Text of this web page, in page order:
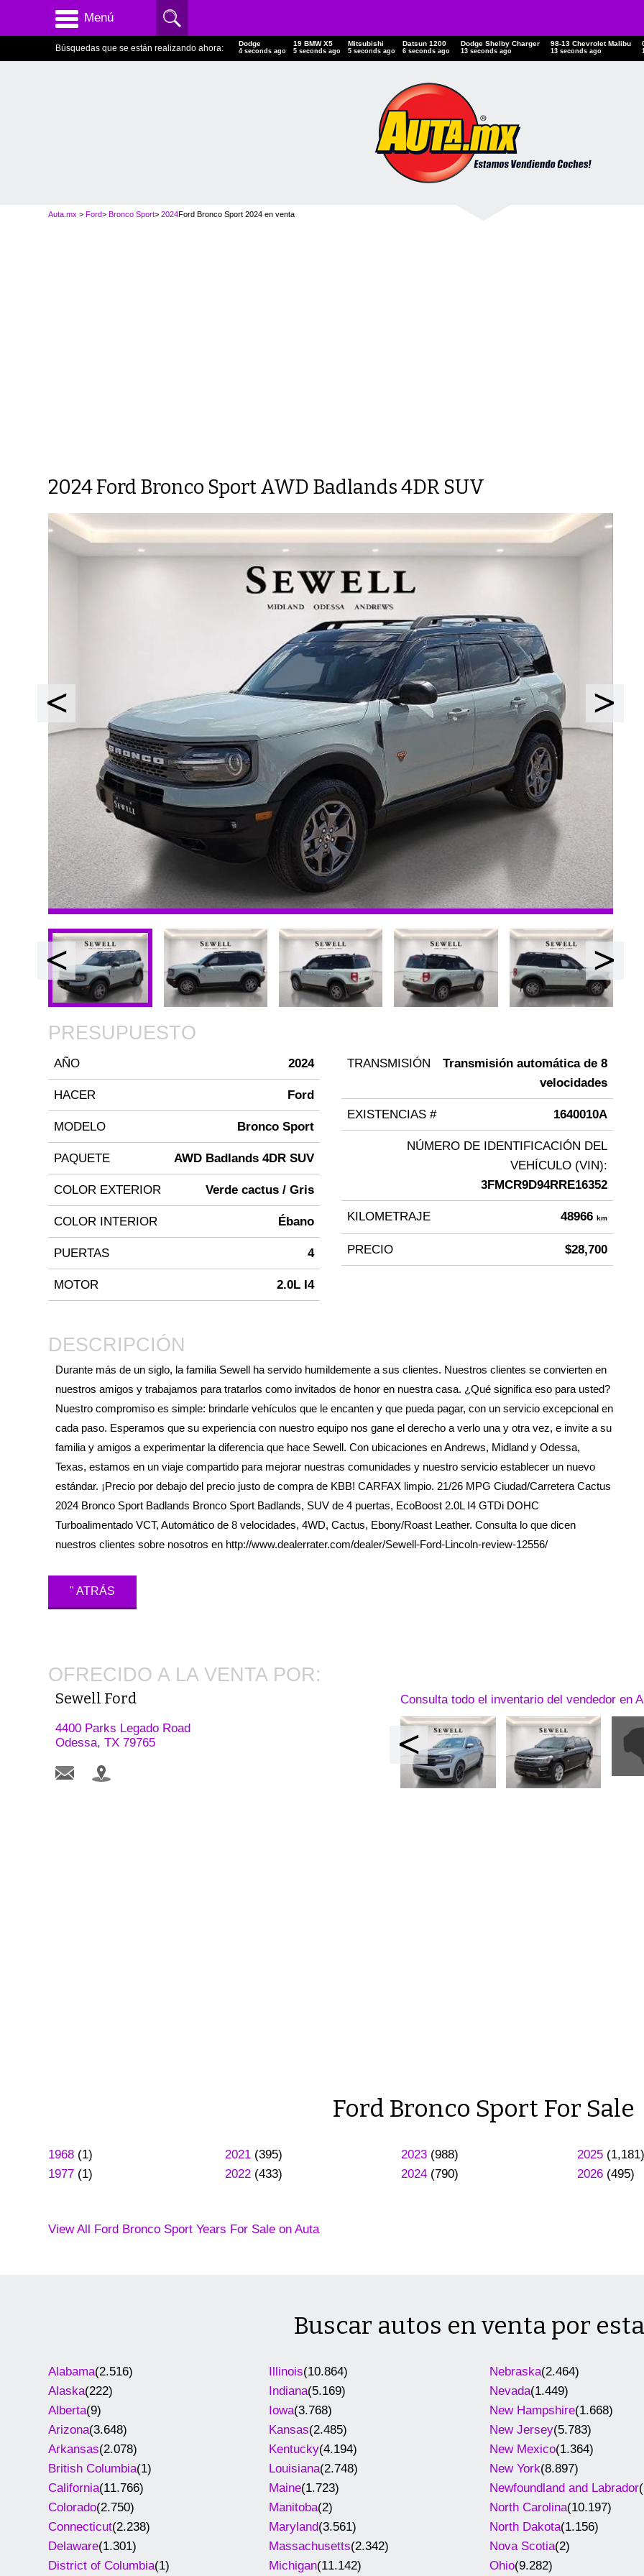
Menú
Búsquedas que se están realizando ahora: Dodge
5 seconds ago
19 BMW X5
6 seconds ago
Mitsubishi
6 seconds ago
Datsun 1200
7 seconds ago
Dodge Shelby Charger
14 seconds ago
98-13 Chevrolet Malibu
14 seconds ago
Auta.mx >Ford>Bronco Sport>2024Ford Bronco Sport 2024 en venta
2024 Ford Bronco Sport AWD Badlands 4DR SUV
PRESUPUESTO
AÑO 2024
HACER Ford
MODELO Bronco Sport
PAQUETE AWD Badlands 4DR SUV
COLOR EXTERIOR Verde cactus / Gris
COLOR INTERIOR Ébano
PUERTAS 4
MOTOR 2.0L I4
TRANSMISIÓN
Transmisión automática de 8
velocidades
EXISTENCIAS # 1640010A
NÚMERO DE IDENTIFICACIÓN DEL
VEHÍCULO (VIN):
3FMCR9D94RRE16352
KILOMETRAJE 48966km
PRECIO $28,700
DESCRIPCIÓN
Durante más de un siglo, la familia Sewell ha servido humildemente a sus clientes. Nuestros clientes se convierten en
nuestros amigos y trabajamos para tratarlos como invitados de honor en nuestra casa. ¿Qué significa eso para usted?
Nuestro compromiso es simple: brindarle vehículos que le encanten y que pueda pagar, con un servicio excepcional en
cada paso. Esperamos que su experiencia con nuestro equipo nos gane el derecho a verlo una y otra vez, e invite a su
familia y amigos a experimentar la diferencia que hace Sewell. Con ubicaciones en Andrews, Midland y Odessa,
Texas, estamos en un viaje compartido para mejorar nuestras comunidades y nuestro servicio establecer un nuevo
estándar. ¡Precio por debajo del precio justo de compra de KBB! CARFAX limpio. 21/26 MPG Ciudad/Carretera Cactus
2024 Bronco Sport Badlands Bronco Sport Badlands, SUV de 4 puertas, EcoBoost 2.0L I4 GTDi DOHC
Turboalimentado VCT, Automático de 8 velocidades, 4WD, Cactus, Ebony/Roast Leather. Consulta lo que dicen
nuestros clientes sobre nosotros en http://www.dealerrater.com/dealer/Sewell-Ford-Lincoln-review-12556/
" ATRÁS
OFRECIDO A LA VENTA POR:
Sewell Ford
4400 Parks Legado Road
Odessa, TX 79765
Consulta todo el inventario del vendedor en
Ford Bronco Sport For Sale
1968 (1)
1977 (1)
2021(395)
2022(433)
2023(988)
2024(790)
2025
2026 (495)
View All Ford Bronco Sport Years For Sale on Auta
Buscar autos en venta por
Alabama(2.516)
Alaska(222)
Alberta(9)
Arizona(3.648)
Arkansas(2.078)
British Columbia(1)
California(11.766)
Colorado(2.750)
Connecticut(2.238)
Delaware(1.301)
District of Columbia(1)
Illinois(10.864)
Indiana(5.169)
Iowa(3.768)
Kansas(2.485)
Kentucky(4.194)
Louisiana(2.748)
Maine(1.723)
Manitoba(2)
Maryland(3.561)
Massachusetts(2.342)
Michigan(11.142)
Nebraska(2.464)
Nevada(1.449)
New Hampshire(1.668)
New Jersey(5.783)
New Mexico(1.364)
New York(8.897)
Newfoundland and Labrador
North Carolina(10.197)
North Dakota(1.156)
Nova Scotia(2)
Ohio(9.282)